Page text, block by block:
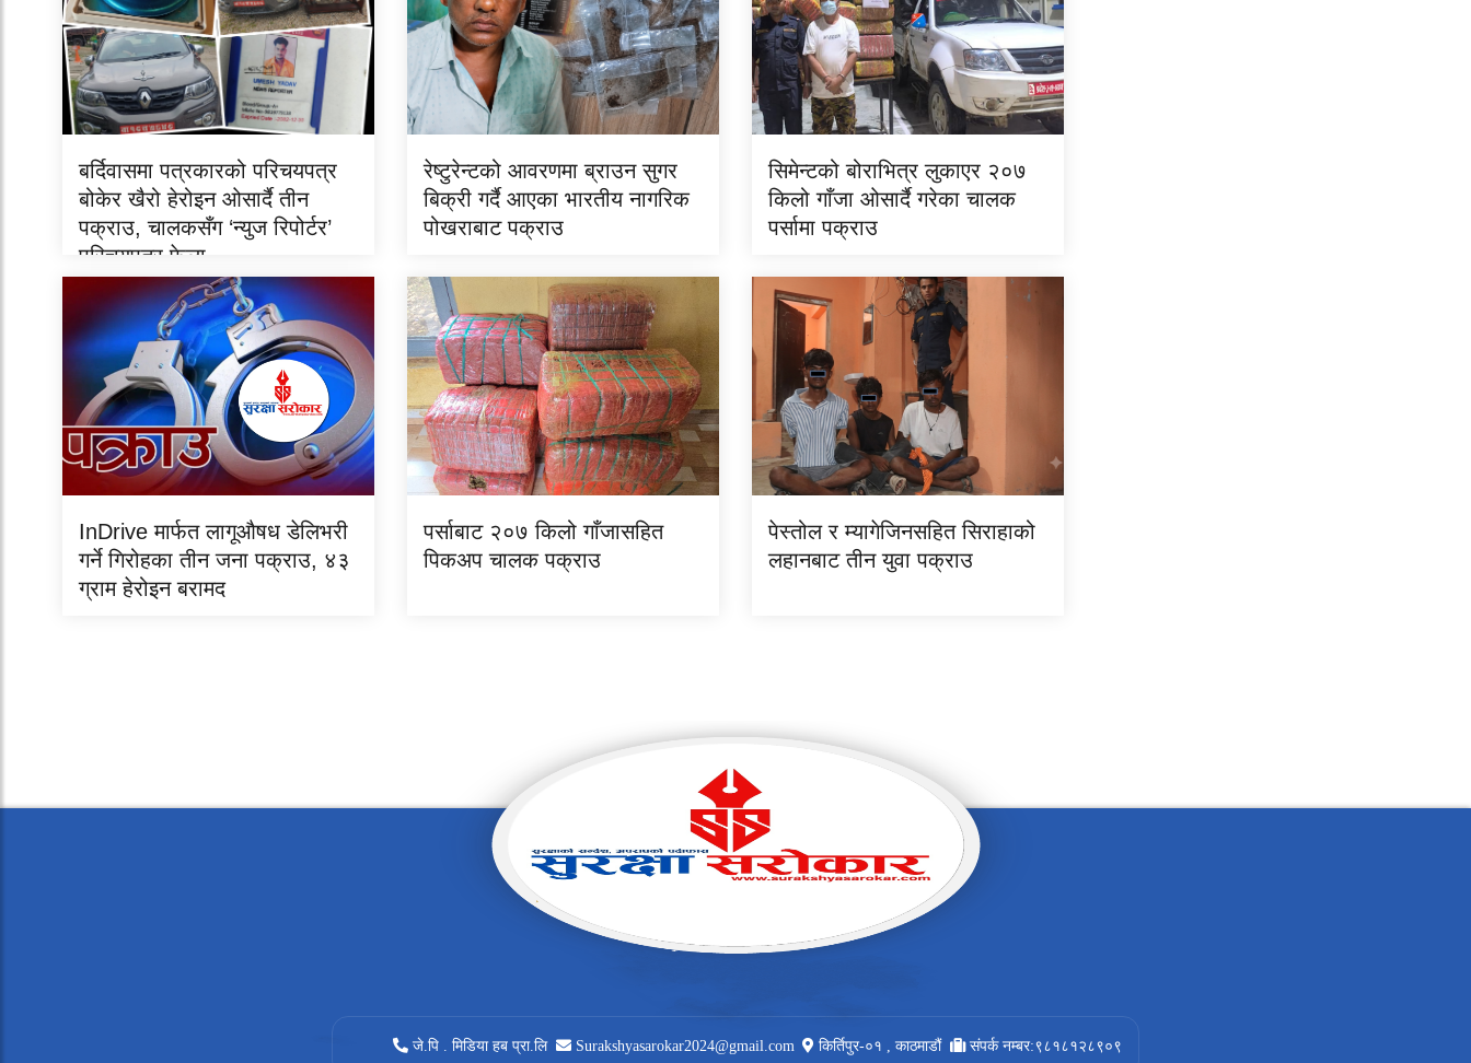
बर्दिवासमा पत्रकारको परिचयपत्र
बोकेर खैरो हेरोइन ओसार्दै तीन
पक्राउ, चालकसँग ‘न्युज रिपोर्टर’
परिचयपत्र फेला
रेष्टुरेन्टको आवरणमा ब्राउन सुगर
बिक्री गर्दै आएका भारतीय नागरिक
पोखराबाट पक्राउ
सिमेन्टको बोराभित्र लुकाएर २०७
किलो गाँजा ओसार्दै गरेका चालक
पर्सामा पक्राउ
InDrive मार्फत लागूऔषध डेलिभरी
गर्ने गिरोहका तीन जना पक्राउ, ४३
ग्राम हेरोइन बरामद
पर्साबाट २०७ किलो गाँजासहित
पिकअप चालक पक्राउ
पेस्तोल र म्यागेजिनसहित सिराहाको
लहानबाट तीन युवा पक्राउ
जे.पि . मिडिया हब प्रा.लि Surakshyasarokar2024@gmail.com किर्तिपुर-०१ , काठमाडौं संपर्क नम्बर:९८१८१२८९०९